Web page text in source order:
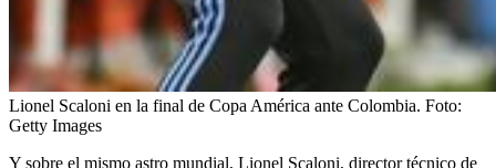
Lionel Scaloni en la final de Copa América ante Colombia. Foto:
Getty Images
Y sobre el mismo astro mundial, Lionel Scaloni, director técnico de